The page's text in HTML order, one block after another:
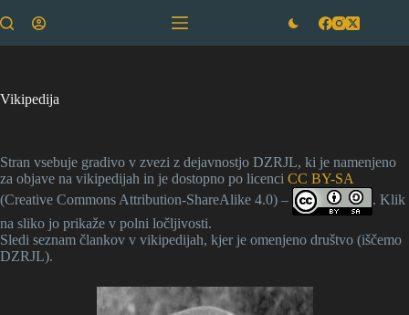
to
Vikipedija
Stran vsebuje gradivo v zvezi z dejavnostjo DZRJL, ki je namenjeno
za objave na vikipedijah in je dostopno po licenci CC BY-SA
(Creative Commons Attribution-ShareAlike 4.0) –
. Klik
na sliko jo prikaže v polni ločljivosti.
Sledi seznam člankov v vikipedijah, kjer je omenjeno društvo (iščemo
DZRJL).